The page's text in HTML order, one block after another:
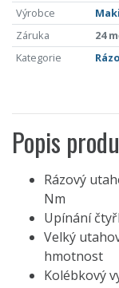
Výrobce
Záruka
24
Kategorie
Popis
Rázový
Nm
Upínání
Velký
hmotnost
Kolébkový